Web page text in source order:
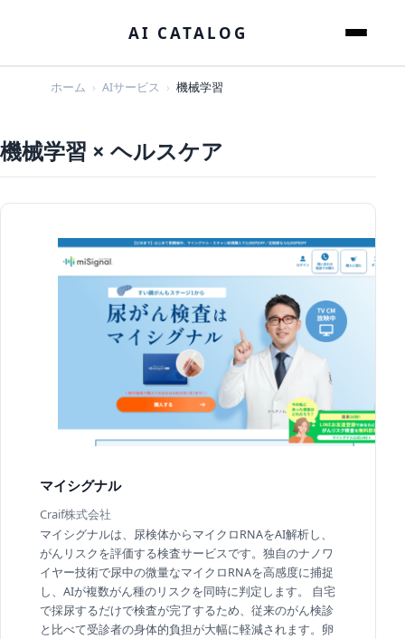
AI CATALOG メニュー
ホーム AIサービス 機械学習
機械学習 × ヘルスケア
マイシグナル
Craif株式会社
マイシグナルは、尿検体からマイクロRNAをAI解析し、
がんリスクを評価する検査サービスです。独自のナノワ
イヤー技術で尿中の微量なマイクロRNAを高感度に捕捉
し、AIが複数がん種のリスクを同時に判定します。 自宅
で採尿するだけで検査が完了するため、従来のがん検診
と比べて受診者の身体的負担が大幅に軽減されます。卵